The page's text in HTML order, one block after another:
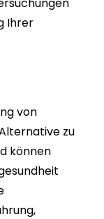
Ihrer
von
zu
können